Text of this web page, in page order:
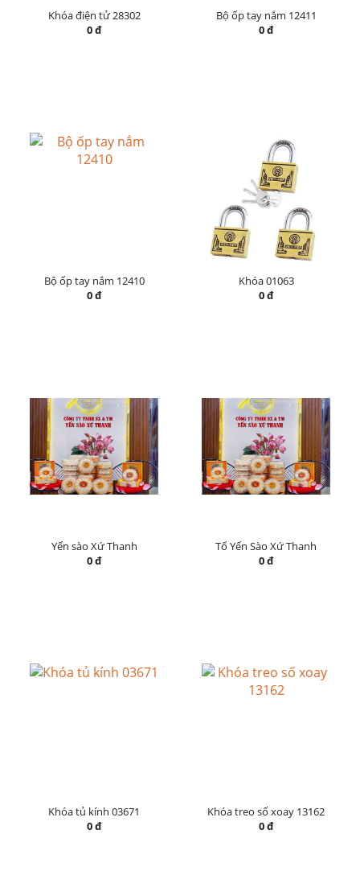
Khóa điện tử 28302
0 đ
Bộ ốp tay nắm 12411
0 đ
Bộ ốp tay nắm 12410
0 đ
Khóa 01063
0 đ
Yến sào Xứ Thanh
0 đ
Tổ Yến Sào Xứ Thanh
0 đ
Khóa tủ kính 03671
0 đ
Khóa treo số xoay 13162
0 đ